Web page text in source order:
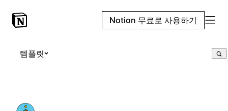
Notion 무료로 사용하기
템플릿